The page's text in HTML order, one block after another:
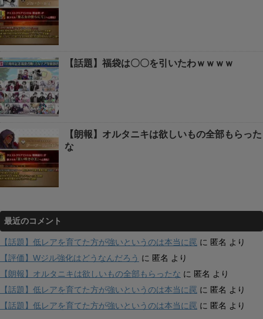
【話題】福袋は〇〇を引いたわｗｗｗｗ
【朗報】オルタニキは欲しいもの全部もらった
な
最近のコメント
【話題】低レアを育てた方が強いというのは本当に罠 に 匿名 より
【評価】Wジル強化はどうなんだろう に 匿名 より
【朗報】オルタニキは欲しいもの全部もらったな に 匿名 より
【話題】低レアを育てた方が強いというのは本当に罠 に 匿名 より
【話題】低レアを育てた方が強いというのは本当に罠 に 匿名 より